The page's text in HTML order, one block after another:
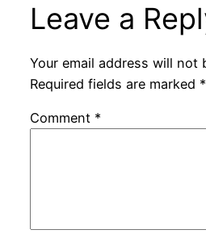
Leave a
Your email address will not
Required fields are marked *
Comment *